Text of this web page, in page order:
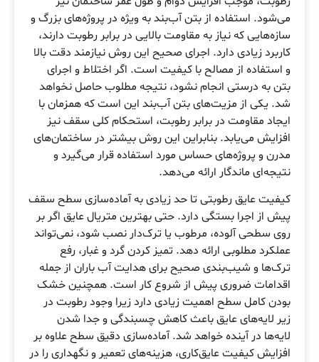
می‌شود. استفاده از بتن آب‌بند به ویژه در پروژه‌های بزرگ و
سازه‌هایی که نیاز به مقاومت بالایی در برابر رطوبت دارند،
کاربرد زیادی دارد. اجرای صحیح این روش نیازمند دقت بالا
و استفاده از مصالح با کیفیت است. اگر اختلاط و اجرای
بتن به درستی انجام نشود، نتیجه مطلوب حاصل نخواهد
شد. یکی از مزیت‌های بتن آب‌بند این است که همزمان با
ایجاد مقاومت در برابر رطوبت، استحکام کلی سقف نیز
افزایش می‌یابد. بنابراین این روش بیشتر در ساختمان‌های
مدرن و پروژه‌های حساس مورد استفاده قرار می‌گیرد و
نتیجه‌ای ماندگار ارائه می‌دهد.
کیفیت عایق‌ رطوبتی تا حد زیادی به آماده‌سازی سطح سقف
پیش از اجرا بستگی دارد. حتی بهترین متریال عایق اگر بر
روی سطحی آلوده، مرطوب یا ترک‌دار نصب شود، نمی‌تواند
عملکرد مطلوبی ارائه دهد. تمیز کردن گرد و غبار، رفع
ترک‌ها و شیب‌بندی صحیح برای هدایت آب باران از جمله
اقدامات ضروری پیش از شروع کار است. همچنین خشک
بودن کامل سطح اهمیت زیادی دارد زیرا وجود رطوبت در
زیر لایه‌های عایق باعث کاهش چسبندگی و جدا شدن
لایه‌ها در آینده خواهد شد. آماده‌سازی دقیق سطح علاوه بر
افزایش کیفیت عایق‌کاری، هزینه‌های تعمیر و نگهداری را در